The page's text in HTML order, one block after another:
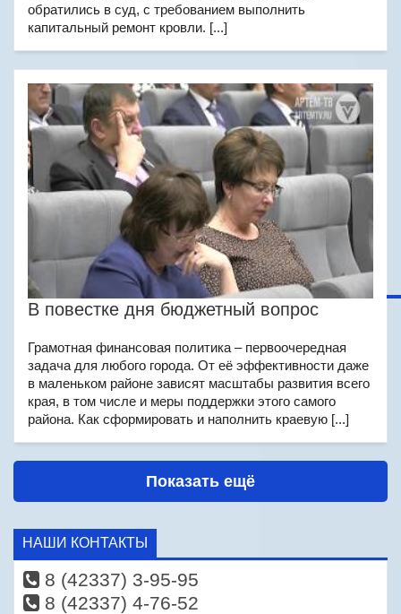
обратились в суд, с требованием выполнить
капитальный ремонт кровли. [...]
В повестке дня бюджетный вопрос
Грамотная финансовая политика – первоочередная
задача для любого города. От её эффективности даже
в маленьком районе зависят масштабы развития всего
края, в том числе и меры поддержки этого самого
района. Как сформировать и наполнить краевую [...]
Показать ещё
НАШИ КОНТАКТЫ
8 (42337) 3-95-95
8 (42337) 4-76-52